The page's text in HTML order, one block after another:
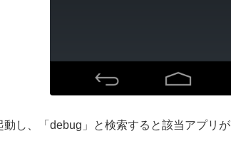
動し、「debug」と検索すると該当アプリ